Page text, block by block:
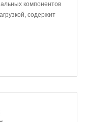
компонентов
содержит